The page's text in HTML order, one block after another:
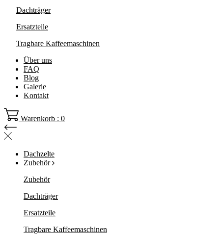
Dachträger
Ersatzteile
Tragbare Kaffeemaschinen
Über uns
FAQ
Blog
Galerie
Kontakt
Warenkorb : 0
Dachzelte
Zubehör
Zubehör
Dachträger
Ersatzteile
Tragbare Kaffeemaschinen